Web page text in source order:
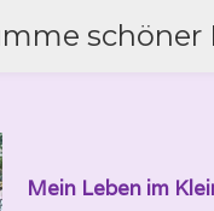
schöner
Mein Leben im